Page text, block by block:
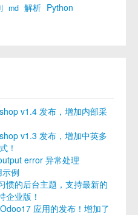
md 解析 Python
v1.4 发布，增加内部采
v1.3 发布，增加中英多
！
error 异常处理
例
惯的后台主题，支持最新的
企业版！
应用的发布！增加了